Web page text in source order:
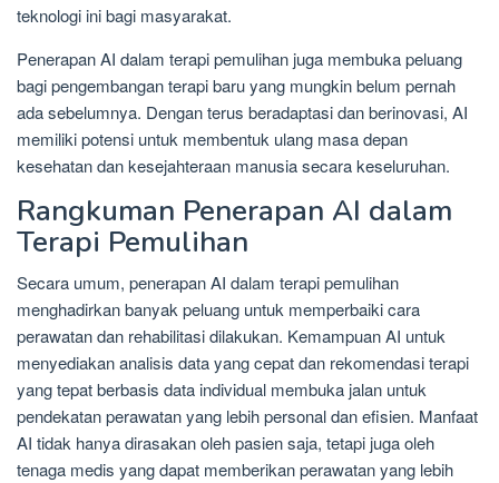
teknologi ini bagi masyarakat.
Penerapan AI dalam terapi pemulihan juga membuka peluang
bagi pengembangan terapi baru yang mungkin belum pernah
ada sebelumnya. Dengan terus beradaptasi dan berinovasi, AI
memiliki potensi untuk membentuk ulang masa depan
kesehatan dan kesejahteraan manusia secara keseluruhan.
Rangkuman Penerapan AI dalam
Terapi Pemulihan
Secara umum, penerapan AI dalam terapi pemulihan
menghadirkan banyak peluang untuk memperbaiki cara
perawatan dan rehabilitasi dilakukan. Kemampuan AI untuk
menyediakan analisis data yang cepat dan rekomendasi terapi
yang tepat berbasis data individual membuka jalan untuk
pendekatan perawatan yang lebih personal dan efisien. Manfaat
AI tidak hanya dirasakan oleh pasien saja, tetapi juga oleh
tenaga medis yang dapat memberikan perawatan yang lebih